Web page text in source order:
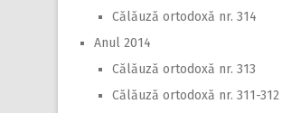
Călăuză ortodoxă nr. 314
Anul 2014
Călăuză ortodoxă nr. 313
Călăuză ortodoxă nr. 311-312